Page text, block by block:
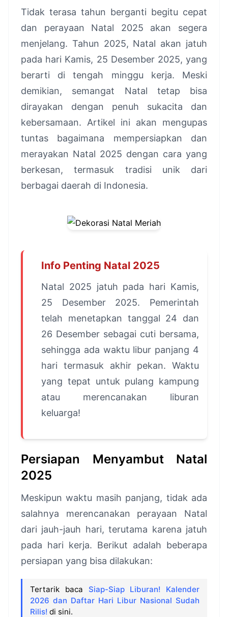
Tidak terasa tahun berganti begitu cepat
dan perayaan Natal 2025 akan segera
menjelang. Tahun 2025, Natal akan jatuh
pada hari Kamis, 25 Desember 2025, yang
berarti di tengah minggu kerja. Meski
demikian, semangat Natal tetap bisa
dirayakan dengan penuh sukacita dan
kebersamaan. Artikel ini akan mengupas
tuntas bagaimana mempersiapkan dan
merayakan Natal 2025 dengan cara yang
berkesan, termasuk tradisi unik dari
berbagai daerah di Indonesia.
Info Penting Natal 2025
Natal 2025 jatuh pada hari Kamis,
25 Desember 2025. Pemerintah
telah menetapkan tanggal 24 dan
26 Desember sebagai cuti bersama,
sehingga ada waktu libur panjang 4
hari termasuk akhir pekan. Waktu
yang tepat untuk pulang kampung
atau merencanakan liburan
keluarga!
Persiapan Menyambut Natal
2025
Meskipun waktu masih panjang, tidak ada
salahnya merencanakan perayaan Natal
dari jauh-jauh hari, terutama karena jatuh
pada hari kerja. Berikut adalah beberapa
persiapan yang bisa dilakukan:
Tertarik baca Siap-Siap Liburan! Kalender
2026 dan Daftar Hari Libur Nasional Sudah
Rilis! di sini.